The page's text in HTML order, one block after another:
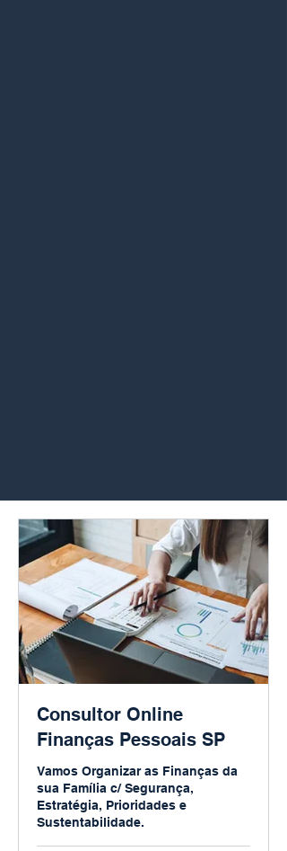
Consultor Online
Finanças Pessoais SP
Vamos Organizar as Finanças da
sua Família c/ Segurança,
Estratégia, Prioridades e
Sustentabilidade.